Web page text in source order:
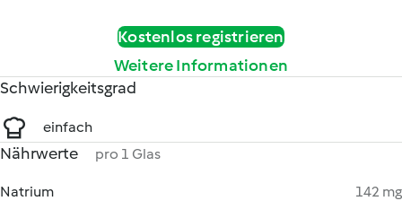
Kostenlos registrieren
Weitere Informationen
Schwierigkeitsgrad
einfach
Nährwerte pro 1 Glas
Natrium
142 mg